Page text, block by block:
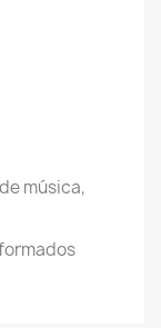
música,